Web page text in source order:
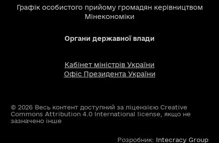
Графік особистого прийому громадян керівництвом
Мінекономіки
Органи державної влади
Кабінет міністрів України
Офіс Президента України
© 2026 Весь контент доступний за ліцензією Creative
Commons Attribution 4.0 International license, якщо не
зазначено інше
Розробник: Intecracy Group